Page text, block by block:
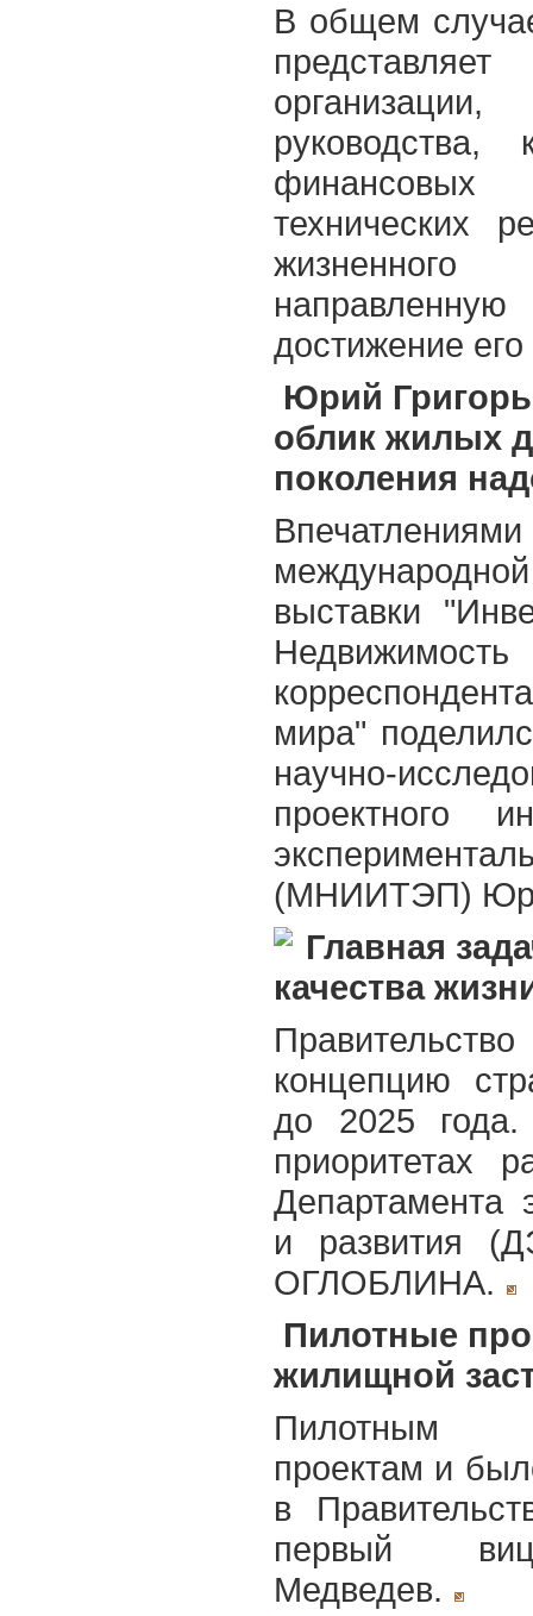
В общем
руководства,
технических
достижение
Юрий
облик жилых
поколения
выставки
мира"
научно-
проектного
(МНИИТЭП)
Главная
качества
концепцию
до 2025
приоритетах
Департамента
и развития
ОГЛОБЛИНА.
Пилотные
жилищной
Пилотным
проектам и
в
первый
Медведев.